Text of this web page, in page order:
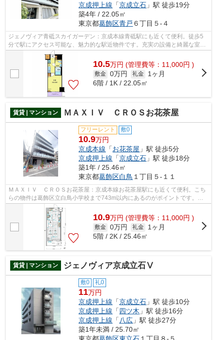
京成押上線 「京成立石 」駅 徒歩19分
築4年 / 22.05㎡
東京都葛飾区青戸 ６丁目５-４
ジェノヴィア青砥スカイガーデン：京成本線青砥駅にも近くて便利。徒歩5
分で駅にアクセス可能な、魅力的な駅近物件です。充実の設備と綺麗な室内
を兼ね備えた、令和4年築の物件です。...
10.5万円 (管理費等：11,000円 )
敷金 0万円 礼金
1ヶ月
6階 / 1K / 22.05㎡
賃貸 | マンション ＭＡＸＩＶ ＣＲＯＳお花茶屋
フリーレント 敷0
10.9万円
京成本線 「お花茶屋 」駅 徒歩5分
京成押上線 「京成立石 」駅 徒歩18分
築1年 / 25.46㎡
東京都葛飾区白鳥 １丁目５-１１
ＭＡＸＩＶ ＣＲＯＳお花茶屋：京成本線お花茶屋駅にも近くて便利。こち
らの物件は葛飾区立白鳥小学校まで743m以内にあるのがポイントです。造
りとデザインに関して、自信をもって情...
10.9万円 (管理費等：11,000円 )
敷金 0万円 礼金
1ヶ月
5階 / 2K / 25.46㎡
賃貸 | マンション ジェノヴィア京成立石Ⅴ
敷0 礼0
11万円
京成押上線 「京成立石 」駅 徒歩10分
京成押上線 「四ツ木 」駅 徒歩16分
京成押上線 「八広 」駅 徒歩27分
築1年未満 / 25.70㎡